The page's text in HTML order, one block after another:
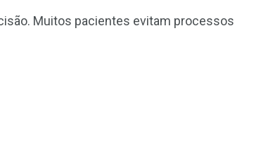
Muitos pacientes evitam processos